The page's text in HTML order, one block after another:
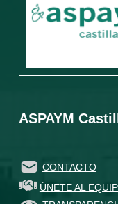
ASPAYM
CONTACTO
ÚNETE AL